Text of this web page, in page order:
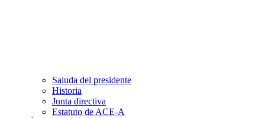
Saluda del presidente
Historia
Junta directiva
Estatuto de ACE-A